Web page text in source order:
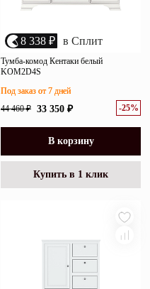
8 338 ₽ в Сплит
Тумба-комод Кентаки белый
KOM2D4S
44 460 ₽ 33 350 ₽ -25%
Под заказ от 7 дней
В корзину
Купить в 1 клик